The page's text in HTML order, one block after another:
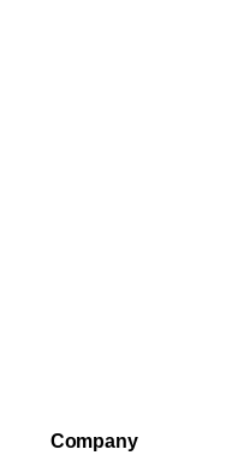
Company